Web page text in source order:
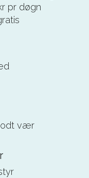
pr døgn
vær